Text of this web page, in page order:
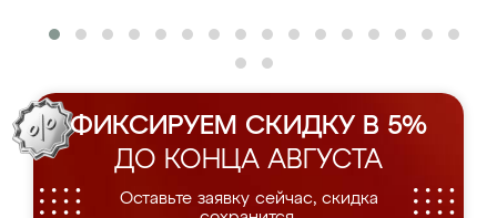
ФИКСИРУЕМ СКИДКУ В 5%
ДО КОНЦА АВГУСТА
Оставьте заявку сейчас, скидка